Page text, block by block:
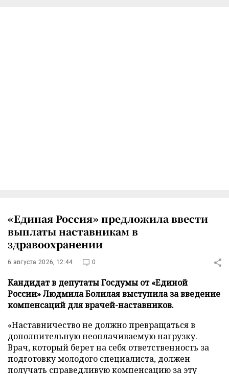
«Единая Россия» предложила ввести
выплаты наставникам в
здравоохранении
6 августа 2026, 12:44 0
Кандидат в депутаты Госдумы от «Единой
России» Людмила Болилая выступила за введение
компенсаций для врачей-наставников.
«Наставничество не должно превращаться в
дополнительную неоплачиваемую нагрузку.
Врач, который берет на себя ответственность за
подготовку молодого специалиста, должен
получать справедливую компенсацию за эту